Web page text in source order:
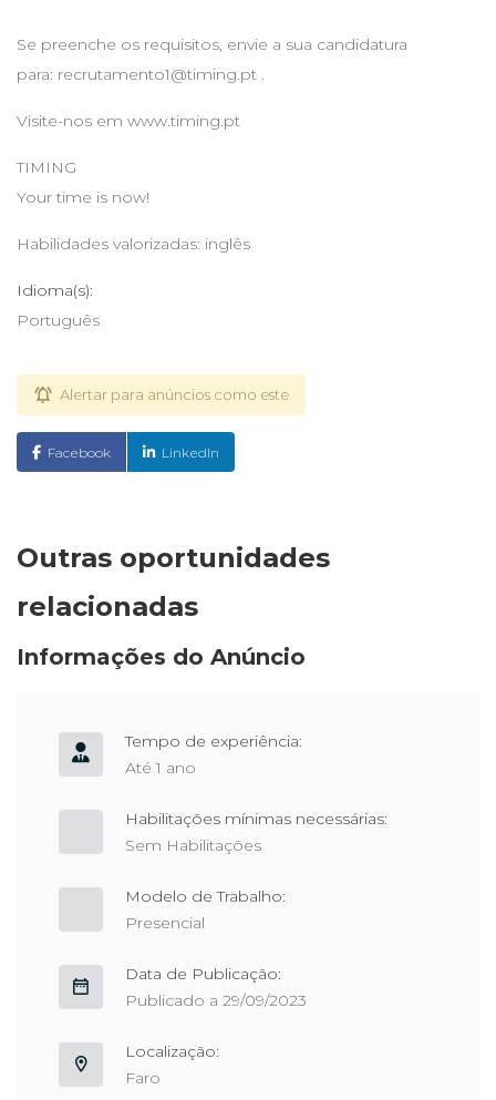
Se preenche os requisitos, envie a sua candidatura
para: recrutamento1@timing.pt .
Visite-nos em www.timing.pt
TIMING
Your time is now!
Habilidades valorizadas: inglês
Idioma(s):
Português
Alertar para anúncios como este
Facebook LinkedIn
Outras oportunidades
relacionadas
Informações do Anúncio
Tempo de experiência:
Até 1 ano
Habilitações mínimas necessárias:
Sem Habilitações
Modelo de Trabalho:
Presencial
Data de Publicação:
Publicado a 29/09/2023
Localização:
Faro